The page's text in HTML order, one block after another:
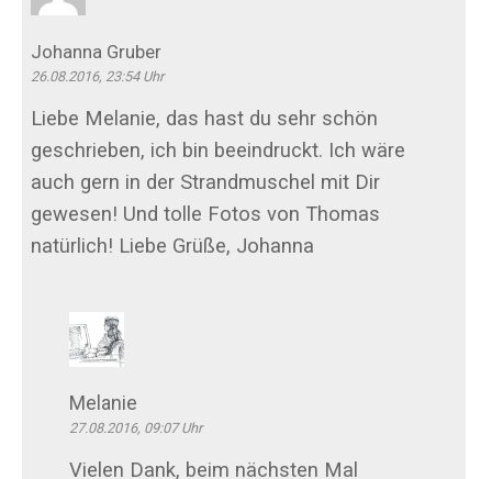
Johanna Gruber
26.08.2016, 23:54 Uhr
Liebe Melanie, das hast du sehr schön
geschrieben, ich bin beeindruckt. Ich wäre
auch gern in der Strandmuschel mit Dir
gewesen! Und tolle Fotos von Thomas
natürlich! Liebe Grüße, Johanna
Melanie
27.08.2016, 09:07 Uhr
Vielen Dank, beim nächsten Mal